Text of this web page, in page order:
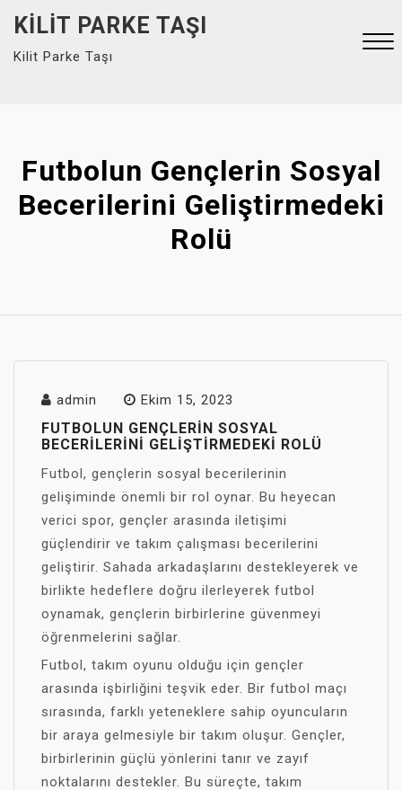
content
KILIT PARKE TAŞI
Kilit Parke Taşı
Futbolun Gençlerin Sosyal
Becerilerini Geliştirmedeki
Rolü
admin Ekim 15, 2023
FUTBOLUN GENÇLERIN SOSYAL
BECERILERINI GELIŞTIRMEDEKI ROLÜ
Futbol, gençlerin sosyal becerilerinin
gelişiminde önemli bir rol oynar. Bu heyecan
verici spor, gençler arasında iletişimi
güçlendirir ve takım çalışması becerilerini
geliştirir. Sahada arkadaşlarını destekleyerek ve
birlikte hedeflere doğru ilerleyerek futbol
oynamak, gençlerin birbirlerine güvenmeyi
öğrenmelerini sağlar.
Futbol, takım oyunu olduğu için gençler
arasında işbirliğini teşvik eder. Bir futbol maçı
sırasında, farklı yeteneklere sahip oyuncuların
bir araya gelmesiyle bir takım oluşur. Gençler,
birbirlerinin güçlü yönlerini tanır ve zayıf
noktalarını destekler. Bu süreçte, takım